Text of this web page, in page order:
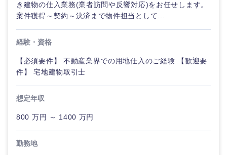
近畿地方
滋賀県
大阪府
き建物の仕入業務(業者訪問や反響対応)をお任せします。
案件獲得～契約～決済まで物件担当として...
経験・資格
【必須要件】 不動産業界での用地仕入のご経験 【歓迎要
件】 宅地建物取引士
想定年収
800 万円 ～ 1400 万円
勤務地